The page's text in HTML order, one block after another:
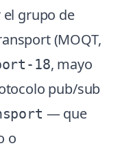
el grupo de
(MOQT,
18, mayo
pub/sub
— que
o